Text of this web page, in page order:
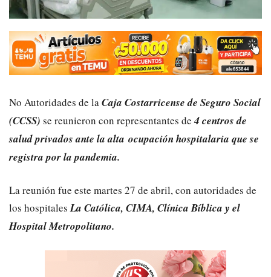
No Autoridades de laCaja Costarricense de Seguro Social
(CCSS) se reunieron con representantes de4 centros de
salud privados ante la alta ocupación hospitalaria que se
registra por la pandemia.
La reunión fue este martes 27 de abril, con autoridades de
los hospitalesLa Católica, CIMA, Clínica Bíblica y el
Hospital Metropolitano.